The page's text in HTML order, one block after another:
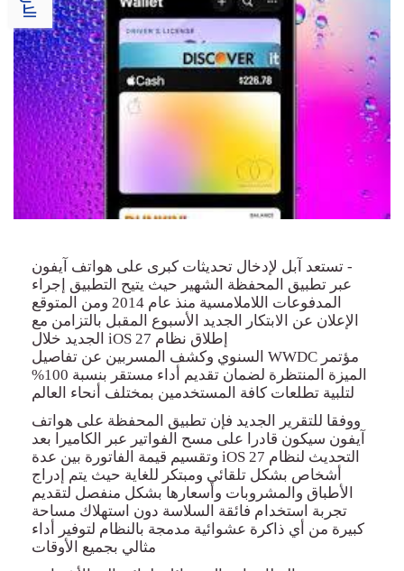
- تستعد آبل لإدخال تحديثات كبرى على هواتف آيفون
عبر تطبيق المحفظة الشهير حيث يتيح التطبيق إجراء
المدفوعات اللاملامسية منذ
عام 2014 ومن المتوقع
الإعلان عن الابتكار الجديد الأسبوع المقبل بالتزامن مع
إطلاق نظام
الجديد خلال
مؤتمر
السنوي وكشف المسربين عن تفاصيل
الميزة المنتظرة لضمان تقديم أداء مستقر بنسبة 100%
لتلبية تطلعات كافة المستخدمين بمختلف أنحاء العالم
ووفقا للتقرير
الجديد فإن تطبيق المحفظة على هواتف
آيفون سيكون قادرا على مسح الفواتير عبر الكاميرا بعد
التحديث لنظام
وتقسيم قيمة الفاتورة بين عدة
أشخاص بشكل تلقائي ومبتكر للغاية حيث يتم إدراج
الأطباق والمشروبات وأسعارها بشكل منفصل لتقديم
تجربة استخدام فائقة السلاسة دون استهلاك مساحة
كبيرة من أي ذاكرة عشوائية مدمجة بالنظام لتوفير أداء
مثالي بجميع الأوقات